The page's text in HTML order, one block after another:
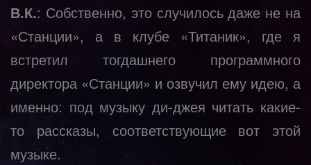
В.К.: Собственно, это случилось даже не на
«Станции», а в клубе «Титаник», где я
встретил тогдашнего программного
директора «Станции» и озвучил ему идею, а
именно: под музыку ди-джея читать какие-
то рассказы, соответствующие вот этой
музыке.